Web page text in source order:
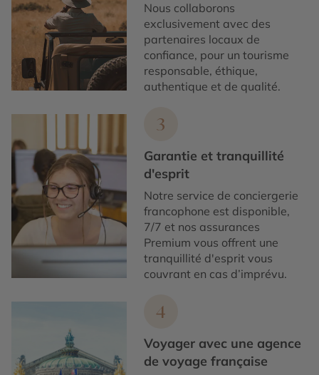
Nous collaborons
exclusivement avec des
partenaires locaux de
confiance, pour un tourisme
responsable, éthique,
authentique et de qualité.
3
Garantie et tranquillité
d'esprit
Notre service de conciergerie
francophone est disponible,
7/7 et nos assurances
Premium vous offrent une
tranquillité d'esprit vous
couvrant en cas d’imprévu.
4
Voyager avec une agence
de voyage française